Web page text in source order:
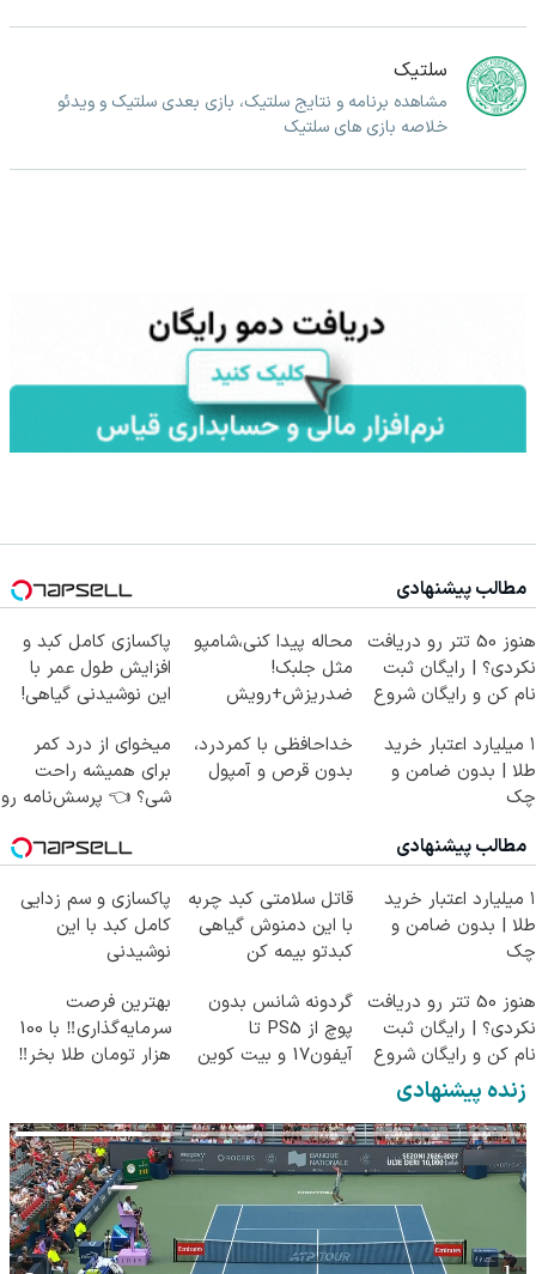
سلتیک
مشاهده برنامه و نتایج سلتیک، بازی بعدی سلتیک و ویدئو
خلاصه بازی های سلتیک
مطالب پیشنهادی
هنوز 50 تتر رو دریافت
نکردی؟ | رایگان ثبت
نام کن و رایگان شروع
محاله پیدا کنی،شامپو
مثل جلبک!
ضدریزش+رویش
پاکسازی کامل کبد و
افزایش طول عمر با
این نوشیدنی گیاهی!
۱ میلیارد اعتبار خرید
طلا | بدون ضامن و
چک
خداحافظی با کمردرد،
بدون قرص و آمپول
میخوای از درد کمر
برای همیشه راحت
شی؟ 👈 پرسش‌نامه رو
مطالب پیشنهادی
۱ میلیارد اعتبار خرید
طلا | بدون ضامن و
چک
قاتل سلامتی کبد چربه
با این دمنوش گیاهی
کبدتو بیمه کن
پاکسازی و سم زدایی
کامل کبد با این
نوشیدنی
هنوز 50 تتر رو دریافت
نکردی؟ | رایگان ثبت
نام کن و رایگان شروع
کن!
گردونه شانس بدون
پوچ از PS5 تا
آیفون17 و بیت کوین
بهترین فرصت
سرمایه‌گذاری‼️ با 100
هزار تومان طلا بخر‼️
زنده پیشنهادی